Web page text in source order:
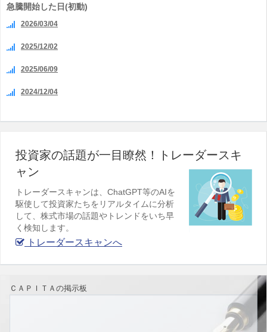
急騰開始した日(初動)
2026/03/04
2025/12/02
2025/06/09
2024/12/04
投資家の話題が一目瞭然！トレーダースキ
ャン
トレーダースキャンは、ChatGPT等のAIを
駆使して投資家たちをリアルタイムに分析
して、株式市場の話題やトレンドをいち早
く検知します。
トレーダースキャンへ
ＣＡＰＩＴＡの掲示板